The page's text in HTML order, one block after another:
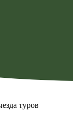
туров